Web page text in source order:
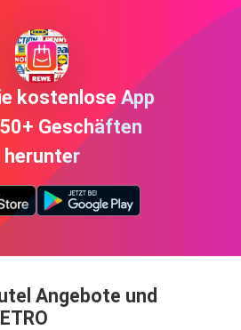
kostenlose App
Geschäften
herunter
Angebote und